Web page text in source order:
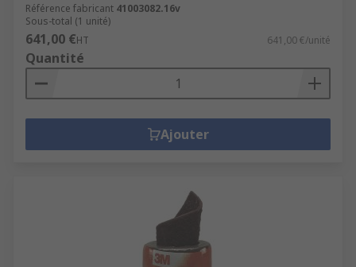
Référence fabricant 41003082.16v
Sous-total (1 unité)
641,00 €HT 641,00 €/unité
Quantité
Ajouter